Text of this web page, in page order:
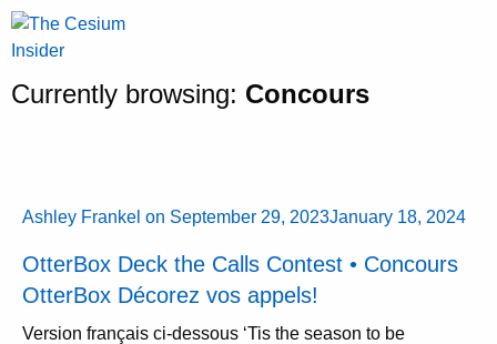
Currently browsing: Concours
Ashley Frankel on September 29, 2023January 18, 2024
OtterBox Deck the Calls Contest • Concours
OtterBox Décorez vos appels!
Version français ci-dessous ‘Tis the season to be